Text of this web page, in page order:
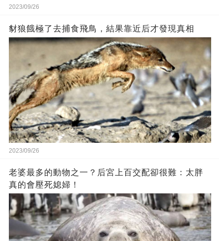
2023/09/26
豺狼餓極了去捕食飛鳥，結果靠近后才發現真相
2023/09/26
老婆最多的動物之一？后宮上百交配卻很難：太胖
真的會壓死媳婦！